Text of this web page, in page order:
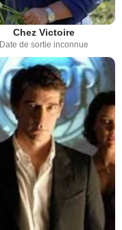
Chez Victoire
Date de sortie inconnue